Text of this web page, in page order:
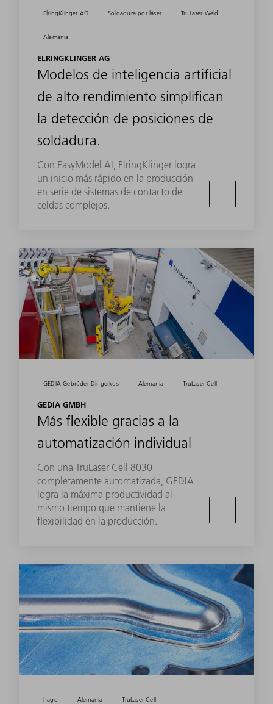
ElringKlinger AG Soldadura por láser TruLaser Weld
Alemania
ELRINGKLINGER AG
Modelos de inteligencia artificial
de alto rendimiento simplifican
la detección de posiciones de
soldadura.
Con EasyModel AI, ElringKlinger logra
un inicio más rápido en la producción
en serie de sistemas de contacto de
celdas complejos.
GEDIA Gebrüder Dingerkus Alemania TruLaser Cell
GEDIA GMBH
Más flexible gracias a la
automatización individual
Con una TruLaser Cell 8030
completamente automatizada, GEDIA
logra la máxima productividad al
mismo tiempo que mantiene la
flexibilidad en la producción.
hago Alemania TruLaser Cell